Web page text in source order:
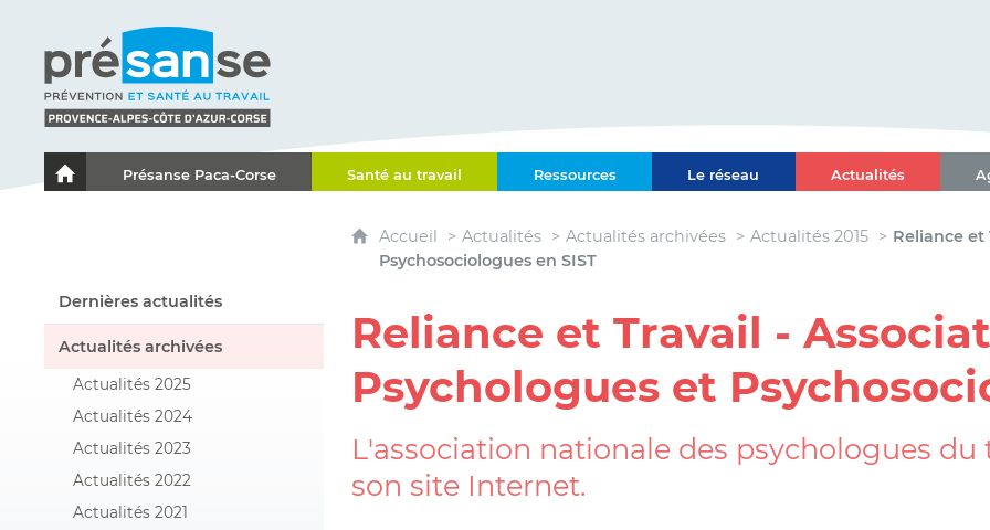
Le portail de l'Association des Services de Santé au Travail Paca-Corse
Présanse Paca-Corse Santé au travail Ressources Le réseau Actualités
Dernières actualités
Actualités archivées
Actualités 2025
Actualités 2024
Actualités 2023
Actualités 2022
Actualités 2021
Accueil Actualités Actualités archivées Actualités 2015
Reliance et
Psychosociologues en SIST
Reliance et Travail -
Psychologues et
L'association nationale des psychologues
son site Internet.